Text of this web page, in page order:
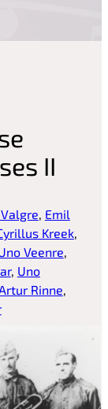
II
Emil
Kreek
Veenre
, Uno
Artur Rinne